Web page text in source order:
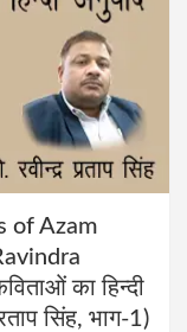
of Azam
का हिन्‍दी
सिंह, भाग-1)